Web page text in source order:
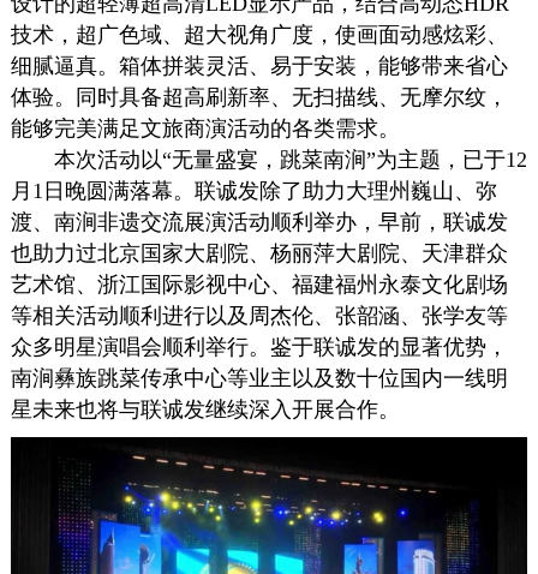
技术，超广色域、超大视角广度，使画面动感炫彩、
细腻逼真。箱体拼装灵活、易于安装，能够带来省心
体验。同时具备超高刷新率、无扫描线、无摩尔纹，
能够完美满足文旅商演活动的各类需求。
本次活动以“无量盛宴，跳菜南涧”为主题，已于12
月1日晚圆满落幕。联诚发除了助力大理州巍山、弥
渡、南涧非遗交流展演活动顺利举办，早前，联诚发
也助力过北京国家大剧院、杨丽萍大剧院、天津群众
艺术馆、浙江国际影视中心、福建福州永泰文化剧场
等相关活动顺利进行以及周杰伦、张韶涵、张学友等
众多明星演唱会顺利举行。鉴于联诚发的显著优势，
南涧彝族跳菜传承中心等业主以及数十位国内一线明
星未来也将与联诚发继续深入开展合作。